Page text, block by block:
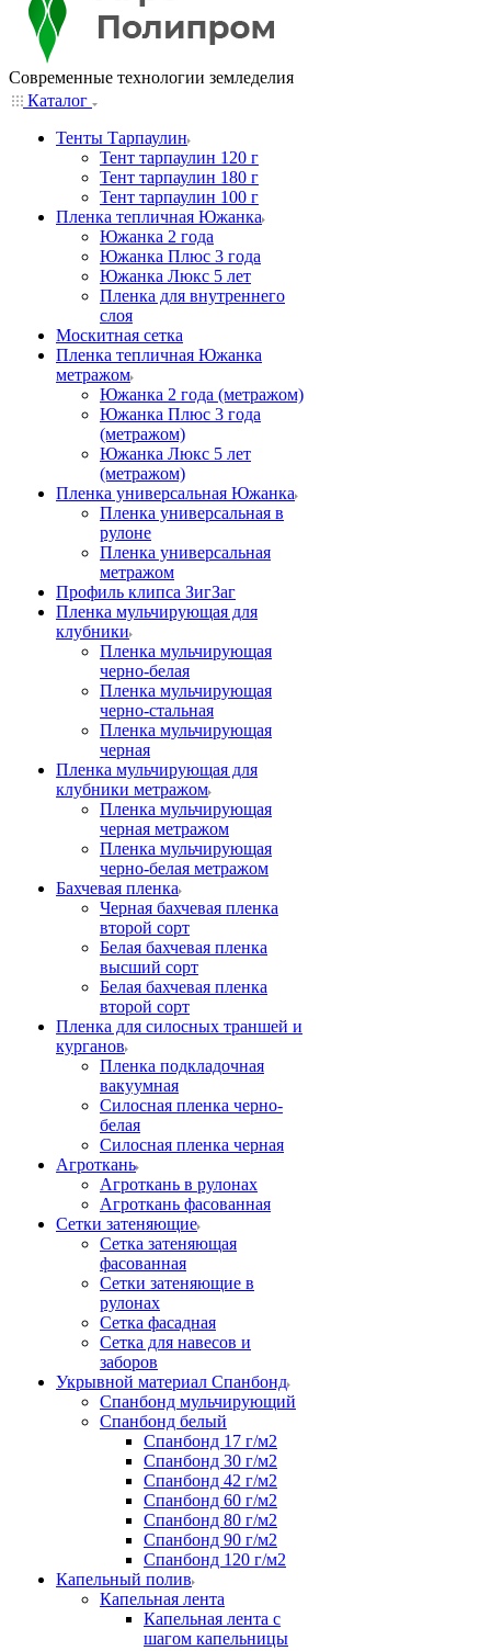
Современные технологии земледелия
Каталог
Тенты Тарпаулин
Тент тарпаулин 120 г
Тент тарпаулин 180 г
Тент тарпаулин 100 г
Пленка тепличная Южанка
Южанка 2 года
Южанка Плюс 3 года
Южанка Люкс 5 лет
Пленка для внутреннего
слоя
Москитная сетка
Пленка тепличная Южанка
метражом
Южанка 2 года (метражом)
Южанка Плюс 3 года
(метражом)
Южанка Люкс 5 лет
(метражом)
Пленка универсальная Южанка
Пленка универсальная в
рулоне
Пленка универсальная
метражом
Профиль клипса ЗигЗаг
Пленка мульчирующая для
клубники
Пленка мульчирующая
черно-белая
Пленка мульчирующая
черно-стальная
Пленка мульчирующая
черная
Пленка мульчирующая для
клубники метражом
Пленка мульчирующая
черная метражом
Пленка мульчирующая
черно-белая метражом
Бахчевая пленка
Черная бахчевая пленка
второй сорт
Белая бахчевая пленка
высший сорт
Белая бахчевая пленка
второй сорт
Пленка для силосных траншей и
курганов
Пленка подкладочная
вакуумная
Силосная пленка черно-
белая
Силосная пленка черная
Агроткань
Агроткань в рулонах
Агроткань фасованная
Сетки затеняющие
Сетка затеняющая
фасованная
Сетки затеняющие в
рулонах
Сетка фасадная
Сетка для навесов и
заборов
Укрывной материал Спанбонд
Спанбонд мульчирующий
Спанбонд белый
Спанбонд 17 г/м2
Спанбонд 30 г/м2
Спанбонд 42 г/м2
Спанбонд 60 г/м2
Спанбонд 80 г/м2
Спанбонд 90 г/м2
Спанбонд 120 г/м2
Капельный полив
Капельная лента
Капельная лента с
шагом капельницы